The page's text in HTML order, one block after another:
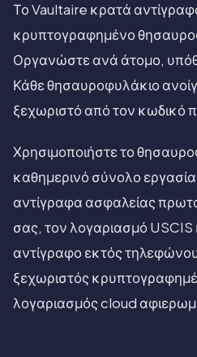
Το Vaultaire κρατά
κρυπτογραφημένο
Οργανώστε ανά άτομο,
Κάθε θησαυροφυλάκιο
ξεχωριστό από τον κωδικό
Χρησιμοποιήστε το
καθημερινό σύνολο
αντίγραφα ασφαλείας
σας, τον λογαριασμό
αντίγραφο εκτός
ξεχωριστός
λογαριασμός cloud